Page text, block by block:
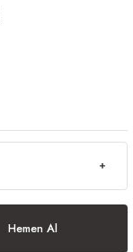
Hemen Al